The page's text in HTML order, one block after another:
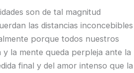
son de tal magnitud
las distancias inconcebibles
porque todos nuestros
la mente queda perpleja ante la
final y del amor intenso que la